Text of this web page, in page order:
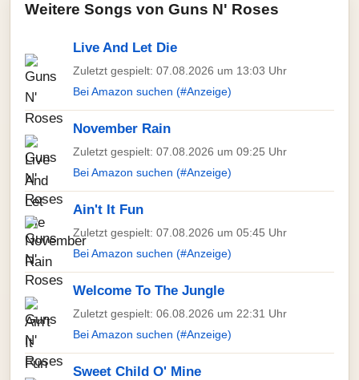
Weitere Songs von Guns N' Roses
Live And Let Die
Zuletzt gespielt: 07.08.2026 um 13:03 Uhr
Bei Amazon suchen (#Anzeige)
November Rain
Zuletzt gespielt: 07.08.2026 um 09:25 Uhr
Bei Amazon suchen (#Anzeige)
Ain't It Fun
Zuletzt gespielt: 07.08.2026 um 05:45 Uhr
Bei Amazon suchen (#Anzeige)
Welcome To The Jungle
Zuletzt gespielt: 06.08.2026 um 22:31 Uhr
Bei Amazon suchen (#Anzeige)
Sweet Child O' Mine